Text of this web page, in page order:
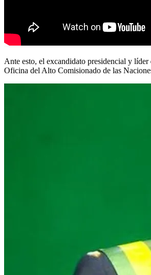
Ante esto, el excandidato presidencial y
Oficina del Alto Comisionado de las